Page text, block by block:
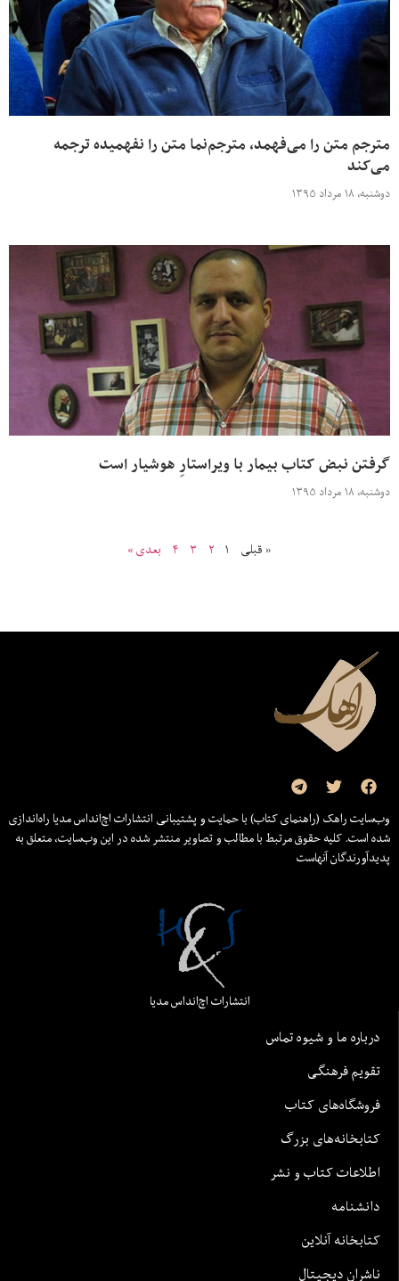
مترجم متن را می‌فهمد، مترجم‌نما متن را نفهمیده ترجمه
می‌کند
دوشنبه، ۱۸ مرداد ۱۳۹۵
گرفتن نبض کتاب بیمار با ویراستارِ هوشیار است
دوشنبه، ۱۸ مرداد ۱۳۹۵
« قبلی ۱ ۲ ۳ ۴ بعدی »
وب‌سایت راهک (راهنمای کتاب) با حمایت و پشتیبانی انتشارات اچ‌اند‌اس مدیا راه‌اندازی
شده است. کلیه حقوق مرتبط با مطالب و تصاویر منتشر شده در این وب‌سایت، متعلق به
پدیدآورندگان آنهاست
انتشارات اچ‌اند‌اس مدیا
درباره ما و شیوه تماس
تقویم فرهنگی
فروشگاه‌های کتاب
کتابخانه‌های بزرگ
اطلاعات کتاب و نشر
دانشنامه
کتابخانه آنلاین
ناشران دیجیتال